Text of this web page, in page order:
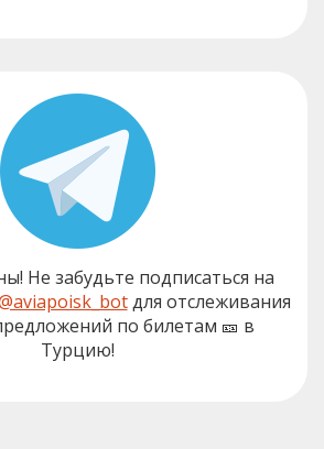
Не забудьте подписаться на
для отслеживания
по билетам 🎫 в
Турцию!